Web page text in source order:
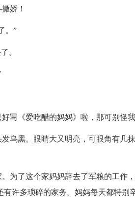
娇！
。”
。
写《爱吃醋的妈妈》啦，那可别怪我
乌黑。眼睛大又明亮，可眼角有几
为了这个家妈妈辞去了军粮的工作
许多琐碎的家务。妈妈每天都特别